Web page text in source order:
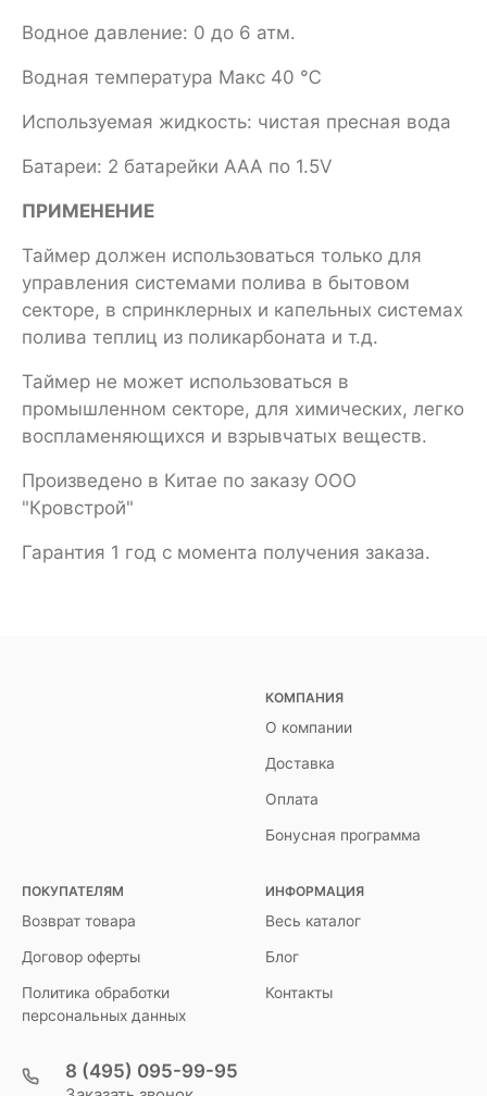
Водное давление: 0 до 6 атм.
Водная температура Макс 40 ℃
Используемая жидкость: чистая пресная вода
Батареи: 2 батарейки ААА по 1.5V
ПРИМЕНЕНИЕ
Таймер должен использоваться только для
управления системами полива в бытовом
секторе, в спринклерных и капельных системах
полива теплиц из поликарбоната и т.д.
Таймер не может использоваться в
промышленном секторе, для химических, легко
воспламеняющихся и взрывчатых веществ.
Произведено в Китае по заказу ООО
"Кровстрой"
Гарантия 1 год с момента получения заказа.
КОМПАНИЯ
О компании
Доставка
Оплата
Бонусная программа
ПОКУПАТЕЛЯМ
Возврат товара
Договор оферты
Политика обработки
персональных данных
ИНФОРМАЦИЯ
Весь каталог
Блог
Контакты
8 (495) 095-99-95